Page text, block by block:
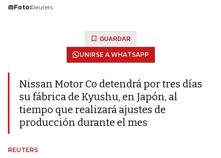
Foto:Reuters
GUARDAR
UNIRSE A WHATSAPP
Nissan Motor Co detendrá por tres días
su fábrica de Kyushu, en Japón, al
tiempo que realizará ajustes de
producción durante el mes
REUTERS